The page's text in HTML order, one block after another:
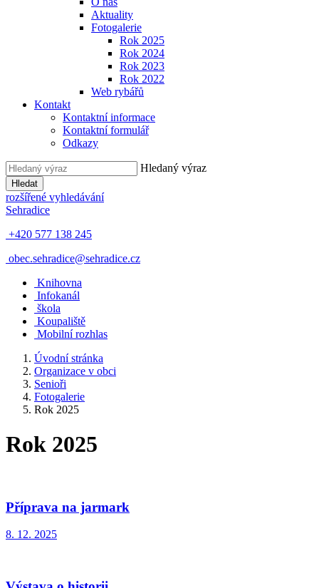
Aktuality
Fotogalerie
Rok 2025
Rok 2024
Rok 2023
Rok 2022
Web rybářů
Kontakt
Kontaktní informace
Kontaktní formulář
Odkazy
Hledaný výraz
Hledat
rozšířené vyhledávání
Sehradice
+420 577 138 245
obec.sehradice@sehradice.cz
Knihovna
Infokanál
škola
Koupaliště
Mobilní rozhlas
Úvodní stránka
Organizace v obci
Senioři
Fotogalerie
Rok 2025
Rok 2025
Příprava na jarmark
8. 12. 2025